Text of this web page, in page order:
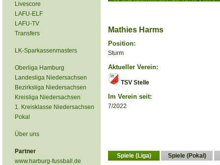
Livescore
LAFU-ELF
LAFU-TV
Transfers
LK-Sparkassenmasters
Oberliga Hamburg
Landesliga Niedersachsen
Bezirksliga Niedersachsen
Kreisliga Niedersachsen
1. Kreisklasse Niedersachsen
Pokal
Über uns
Partner
www.harburg-fussball.de
Mathies Harms
Position:
Sturm
Aktueller Verein:
TSV Stelle
Im Verein seit:
7/2022
Spiele (Liga) Spiele (Pokal)